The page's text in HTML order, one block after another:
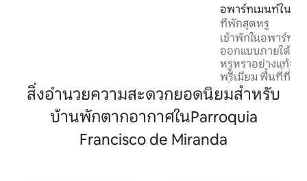
ขนส่งสาธารณะได้ทันที
อพาร์ทเมนท์ใน El
ที่พักสุดหรู
เข้าพักในอพาร์ท
ออกแบบภายใต้แ
หรูหราอย่างแท้จริ
พรีเมียม พื้นที่ที่ให้
เยี่ยม ห้ามจัดงานเลี้ยง เป็นเรื่องสำคัญมาก
ที่ต้องปฏิบัติตามค
การเรียกร้องความ
ขึ้นแล้ว ผู้ที่รับผิด
อพาร์ทเมนท์และ
สิ่งอำนวยความสะดวกยอดนิยมสำหรับ
บ้านพักตากอากาศในParroquia
Francisco de Miranda